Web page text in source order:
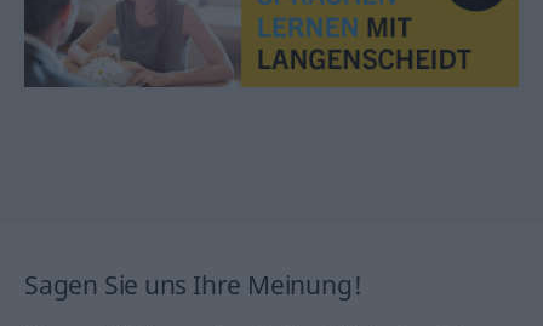
Sagen Sie uns Ihre Meinung!